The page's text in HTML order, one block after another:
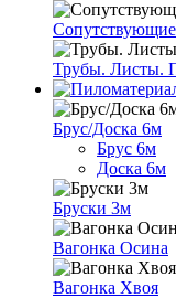
Трубы. Листы.
Брус/Доска 6м
Брус 6м
Доска 6м
Бруски 3м
Вагонка Осина
Вагонка Хвоя